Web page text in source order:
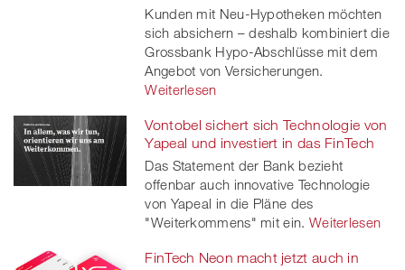
Kunden mit Neu-Hypotheken möchten
sich absichern – deshalb kombiniert die
Grossbank Hypo-Abschlüsse mit dem
Angebot von Versicherungen.
Weiterlesen
Vontobel sichert sich Technologie von
Yapeal und investiert in das FinTech
Das Statement der Bank bezieht
offenbar auch innovative Technologie
von Yapeal in die Pläne des
"Weiterkommens" mit ein. Weiterlesen
FinTech Neon macht jetzt auch in